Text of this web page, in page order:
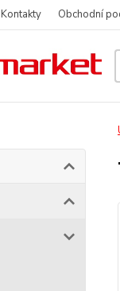
Kontakty Obchodní